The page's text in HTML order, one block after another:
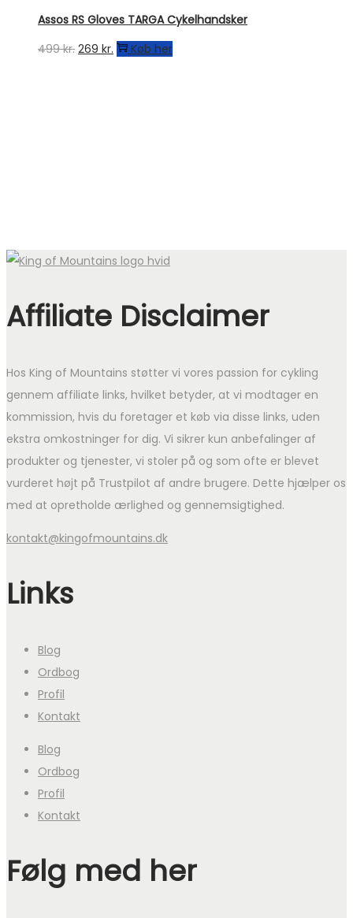
Assos RS Gloves TARGA Cykelhandsker
499kr. Den
269 kr. DenKøb her
Affiliate Disclaimer
Hos King of Mountains støtter vi vores passion for cykling
gennem affiliate links, hvilket betyder, at vi modtager en
kommission, hvis du foretager et køb via disse links, uden
ekstra omkostninger for dig. Vi sikrer kun anbefalinger af
produkter og tjenester, vi stoler på og som ofte er blevet
vurderet højt på Trustpilot af andre brugere. Dette hjælper os
med at opretholde ærlighed og gennemsigtighed.
kontakt@kingofmountains.dk
Links
Blog
Ordbog
Profil
Kontakt
Blog
Ordbog
Profil
Kontakt
Følg med her